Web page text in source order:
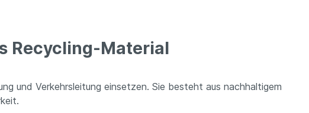
Recycling-Material
und Verkehrsleitung einsetzen. Sie besteht aus nachhaltigem